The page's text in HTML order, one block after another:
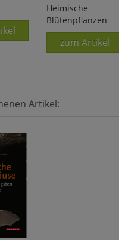
Heimische
Blütenpflanzen
zum Artikel
Artikel: